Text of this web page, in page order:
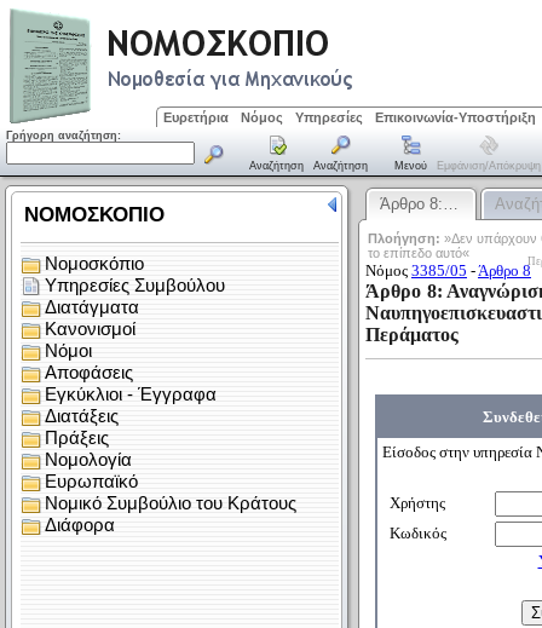
Ευρετήρια Νόμος Υπηρεσίες Επικοινωνία-Υποστήριξη
Γρήγορη αναζήτηση:
Αναζήτηση Αναζήτηση Μενού Εμφάνιση/απόκρυψη
Άρθρο 8:…